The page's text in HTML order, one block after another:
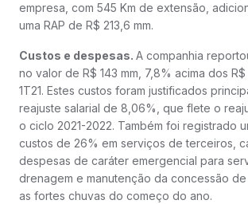
empresa, com 545 Km de extensão,
uma RAP de R$ 213,6 mm.
Custos e despesas. A companhia
no valor de R$ 143 mm, 7,8% acima dos R$
1T21. Estes custos foram justificados
reajuste salarial de 8,06%, que flete o
o ciclo 2021-2022. Também foi registrado
custos de 26% em serviços de terceiros,
despesas de caráter emergencial para
drenagem e manutenção da concessão
as fortes chuvas do começo do ano.